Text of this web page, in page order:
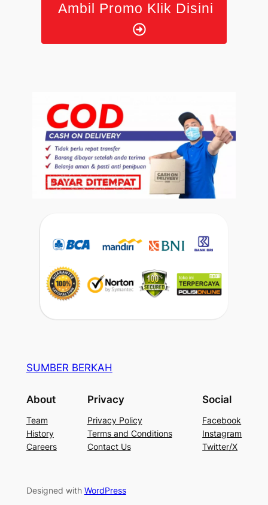
Ambil Promo Klik Disini
SUMBER BERKAH
About
Team
History
Careers
Privacy
Privacy Policy
Terms and Conditions
Contact Us
Social
Facebook
Instagram
Twitter/X
Designed with WordPress